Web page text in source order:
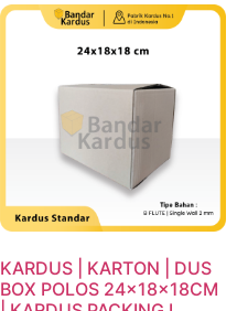
KARDUS | KARTON | DUS
BOX POLOS 24x18x18CM